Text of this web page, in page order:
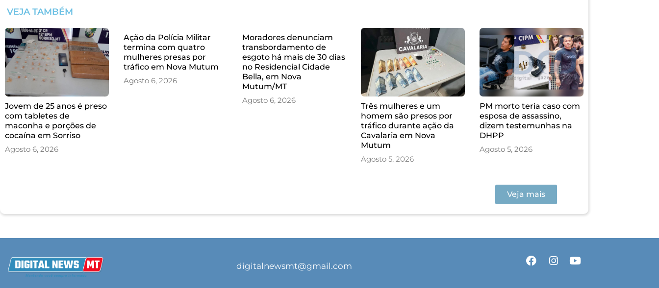
VEJA TAMBÉM
Jovem de 25 anos é preso
com tabletes de
maconha e porções de
cocaína em Sorriso
Agosto 6, 2026
Ação da Polícia Militar
termina com quatro
mulheres presas por
tráfico em Nova Mutum
Agosto 6, 2026
Moradores denunciam
transbordamento de
esgoto há mais de 30 dias
no Residencial Cidade
Bella, em Nova
Mutum/MT
Agosto 6, 2026
Três mulheres e um
homem são presos por
tráfico durante ação da
Cavalaria em Nova
Mutum
Agosto 5, 2026
PM morto teria caso com
esposa de assassino,
dizem testemunhas na
DHPP
Agosto 5, 2026
Veja mais
digitalnewsmt@gmail.com